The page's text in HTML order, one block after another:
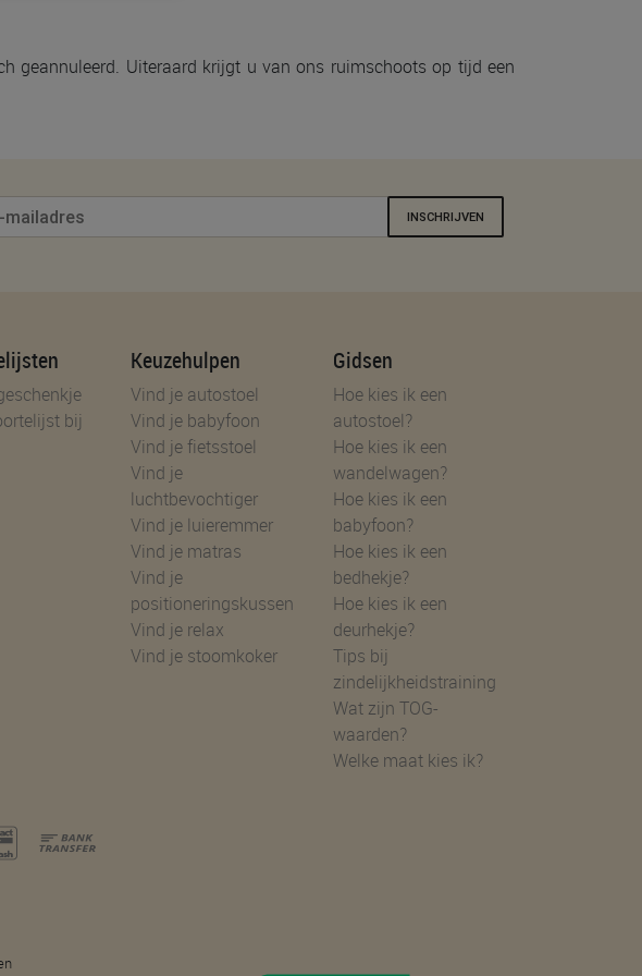
geannuleerd. Uiteraard krijgt u van ons ruimschoots op tijd een
INSCHRIJVEN
bij
Keuzehulpen
Vind je autostoel
Vind je babyfoon
Vind je fietsstoel
Vind je
luchtbevochtiger
Vind je luieremmer
Vind je matras
Vind je
positioneringskussen
Vind je relax
Vind je stoomkoker
Gidsen
Hoe kies ik een
autostoel?
Hoe kies ik een
wandelwagen?
Hoe kies ik een
babyfoon?
Hoe kies ik een
bedhekje?
Hoe kies ik een
deurhekje?
Tips bij
zindelijkheidstraining
Wat zijn TOG-
waarden?
Welke maat kies ik?